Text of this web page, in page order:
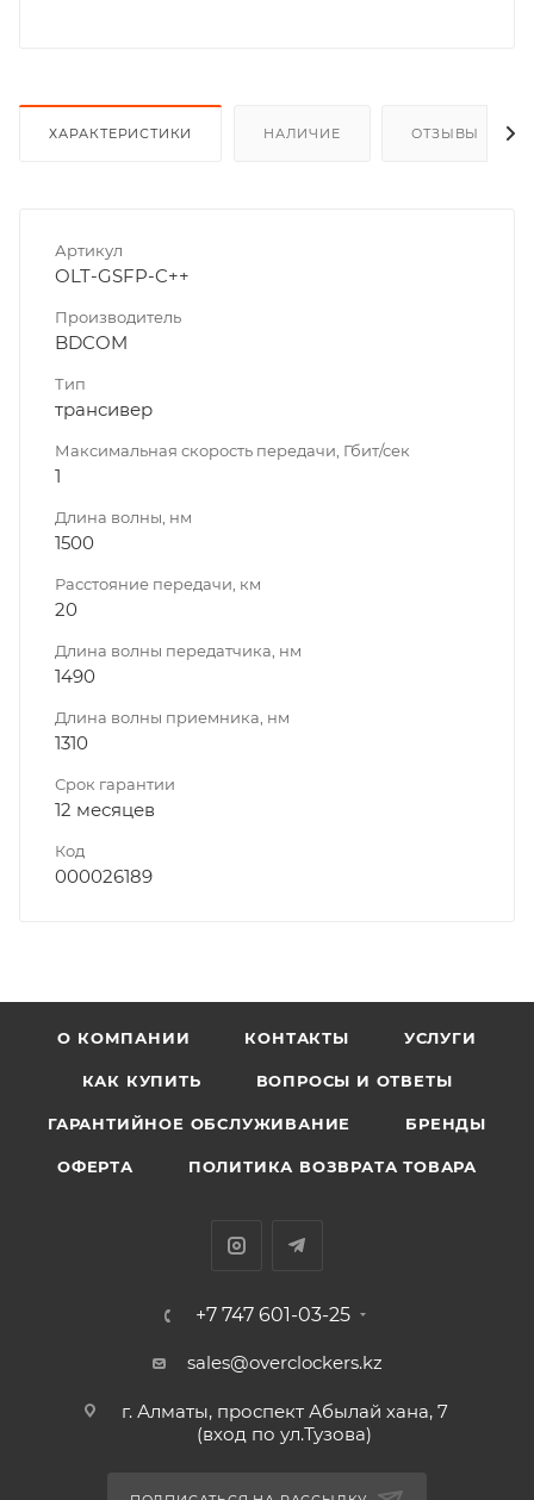
ХАРАКТЕРИСТИКИ НАЛИЧИЕ ОТЗЫВЫ
Артикул
OLT-GSFP-C++
Производитель
BDCOM
Тип
трансивер
Максимальная скорость передачи, Гбит/сек
1
Длина волны, нм
1500
Расстояние передачи, км
20
Длина волны передатчика, нм
1490
Длина волны приемника, нм
1310
Срок гарантии
12 месяцев
Код
000026189
О КОМПАНИИ КОНТАКТЫ УСЛУГИ
КАК КУПИТЬ ВОПРОСЫ И ОТВЕТЫ
ГАРАНТИЙНОЕ ОБСЛУЖИВАНИЕ БРЕНДЫ
ОФЕРТА ПОЛИТИКА ВОЗВРАТА ТОВАРА
+7 747 601-03-25
sales@overclockers.kz
г. Алматы, проспект Абылай хана, 7
(вход по ул.Тузова)